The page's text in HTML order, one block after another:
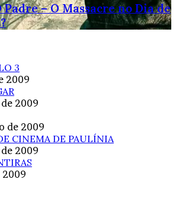
– O Massacre no Dia de
3
2009
2009
de 2009
CINEMA DE PAULÍNIA
2009
2009